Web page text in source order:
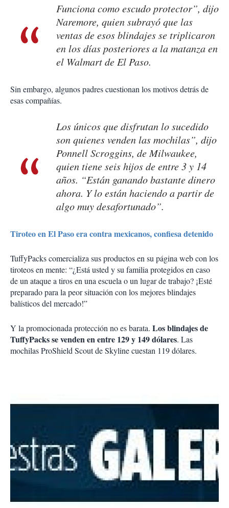
Funciona como escudo protector”, dijo
Naremore, quien subrayó que las
ventas de esos blindajes se triplicaron
en los días posteriores a la matanza en
el Walmart de El Paso.
Sin embargo, algunos padres cuestionan los motivos detrás de
esas compañías.
Los únicos que disfrutan lo sucedido
son quienes venden las mochilas”, dijo
Ponnell Scroggins, de Milwaukee,
quien tiene seis hijos de entre 3 y 14
años. “Están ganando bastante dinero
ahora. Y lo están haciendo a partir de
algo muy desafortunado”.
Tiroteo en El Paso era contra mexicanos, confiesa detenido
TuffyPacks comercializa sus productos en su página web con los
tiroteos en mente: “¿Está usted y su familia protegidos en caso
de un ataque a tiros en una escuela o un lugar de trabajo? ¡Esté
preparado para la peor situación con los mejores blindajes
balísticos del mercado!”
Y la promocionada protección no es barata. Los blindajes de
TuffyPacks se venden en entre 129 y 149 dólares. Las
mochilas ProShield Scout de Skyline cuestan 119 dólares.